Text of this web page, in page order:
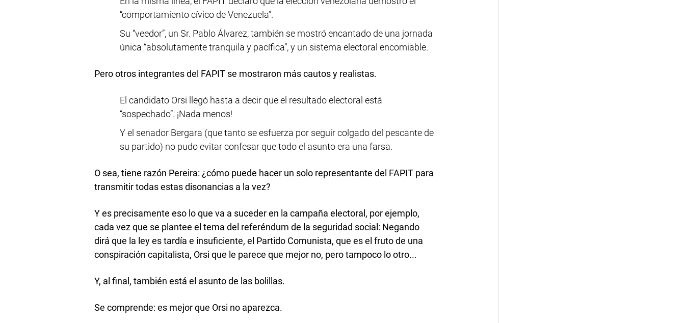
“comportamiento cívico de Venezuela”.
Su “veedor”, un Sr. Pablo Álvarez, también se mostró encantado de una jornada
única “absolutamente tranquila y pacífica”, y un sistema electoral encomiable.
Pero otros integrantes del FAPIT se mostraron más cautos y realistas.
El candidato Orsi llegó hasta a decir que el resultado electoral está
“sospechado”. ¡Nada menos!
Y el senador Bergara (que tanto se esfuerza por seguir colgado del pescante de
su partido) no pudo evitar confesar que todo el asunto era una farsa.
O sea, tiene razón Pereira: ¿cómo puede hacer un solo representante del FAPIT para
transmitir todas estas disonancias a la vez?
Y es precisamente eso lo que va a suceder en la campaña electoral, por ejemplo,
cada vez que se plantee el tema del referéndum de la seguridad social: Negando
dirá que la ley es tardía e insuficiente, el Partido Comunista, que es el fruto de una
conspiración capitalista, Orsi que le parece que mejor no, pero tampoco lo otro...
Y, al final, también está el asunto de las bolillas.
Se comprende: es mejor que Orsi no aparezca.